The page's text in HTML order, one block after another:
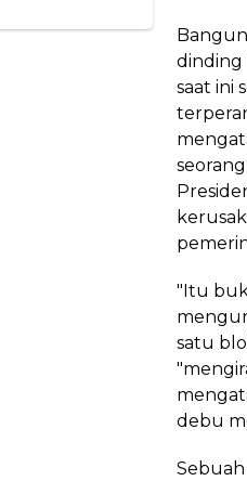
dinding
saat ini
"Itu
satu
debu